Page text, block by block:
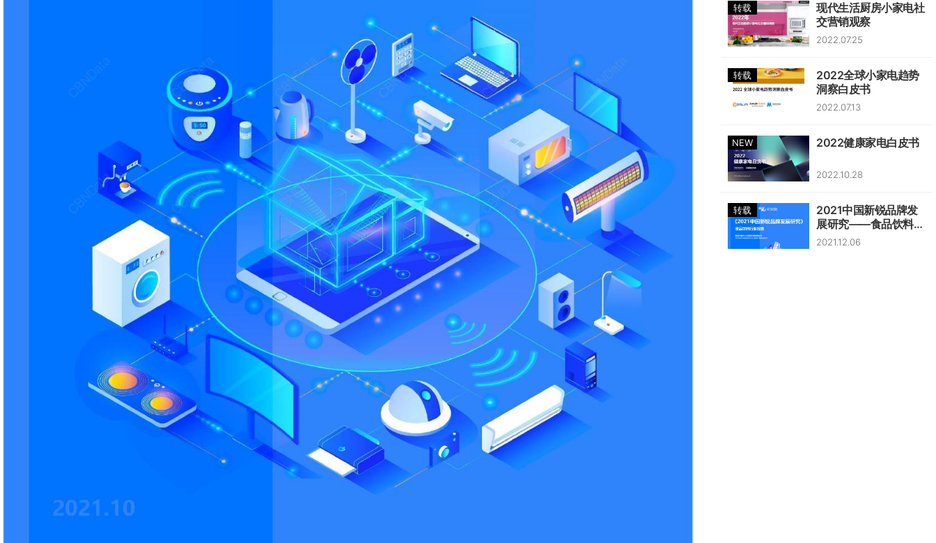
转载
现代生活厨房小家电社
交营销观察
2022.07.25
转载
2022全球小家电趋势
洞察白皮书
2022.07.13
NEW 2022健康家电白皮书
2022.10.28
转载
2021中国新锐品牌发
展研究——食品饮料行
业报告
2021.12.06